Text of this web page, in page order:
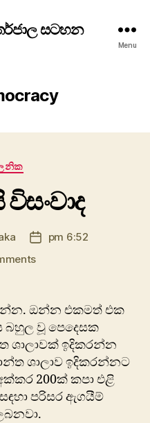
සටහන
Menu
Postpm 6:52
on
ද
ඔන්න එකමත් එක
වූ පෙදෙසක
ශාලාවක් ඉදිකරන්න
ශාලාව ඉදිකරන්නට
200ක් කපා එළි
පරිසර ඇගයීම්